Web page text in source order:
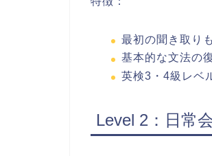
最初の聞き取り
基本的な文法の
英検3・4級レベ
Level 2：日常